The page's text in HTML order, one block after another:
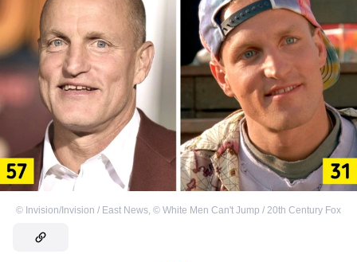
© Invision/Invision / East News © White Men Can't Jump / 20th Century Fox